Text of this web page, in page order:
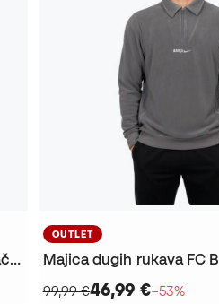
Majica Ženska FC Barcelonina navijačka odjeća 2025. – 2026
OUTLET
99,99 €46,99 €−53%